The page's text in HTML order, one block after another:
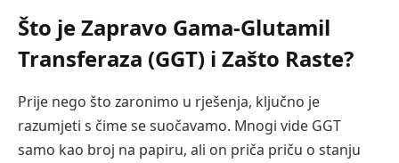
Što je Zapravo Gama-Glutamil
Transferaza (GGT) i Zašto Raste?
Prije nego što zaronimo u rješenja, ključno je
razumjeti s čime se suočavamo. Mnogi vide GGT
samo kao broj na papiru, ali on priča priču o stanju